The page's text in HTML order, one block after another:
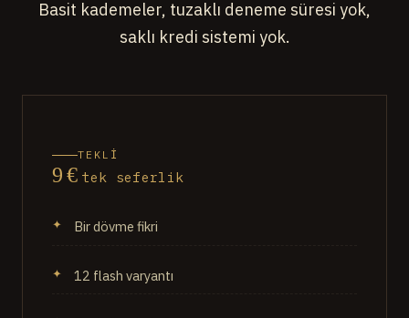
Basit kademeler, tuzaklı deneme süresi yok,
saklı kredi sistemi yok.
TEKLİ
9 € tek seferlik
Bir dövme fikri
12 flash varyantı